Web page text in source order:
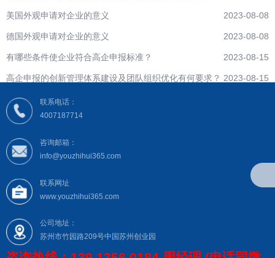
2023-08-08
美国外观申请对企业的意义
2023-08-08
德国外观申请对企业的意义
2023-08-15
有哪些条件使企业符合高企申报标准？
2023-08-15
高企申报的创新管理体系建设及团队组织优化有何要求？
联系电话：
4007187714
咨询邮箱：
info@youzhihui365.com
联系网址
www.youzhihui365.com
公司地址：
苏州市竹园路209号中国苏州创业园